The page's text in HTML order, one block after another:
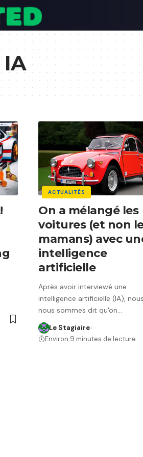
IA
ACTUALITÉS
On a mélangé les
voitures (et non
mamans) avec
intelligence
artificielle
Après avoir interviewé une
intelligence artificielle (IA), nous
nous sommes dit qu'on…
Le Stagiaire
Environ 9 minutes de lecture